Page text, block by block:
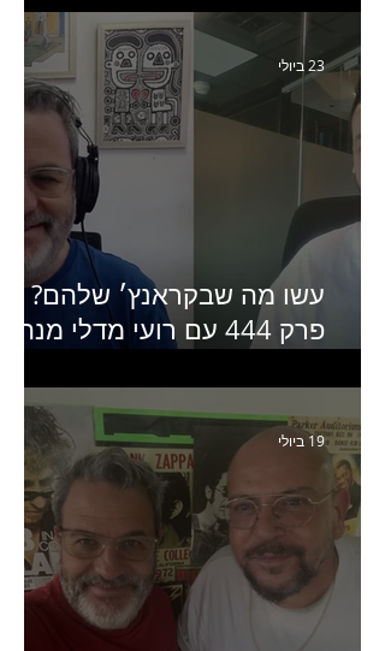
Humanz ישראל
עשו מה שבקראנץ׳ שלהם?
פרק 444 עם רועי מדלי מנהל
האחרון של קראנץ׳
23 ביולי
19 ביולי